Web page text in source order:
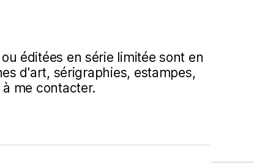
éditées en série limitée sont en
d'art, sérigraphies, estampes,
me contacter.